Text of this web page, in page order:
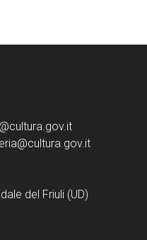
del Friuli (UD)